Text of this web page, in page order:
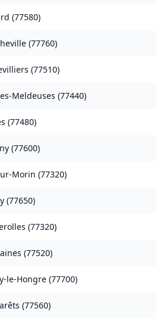
(77580)
(77760)
(77510)
Meldeuses (77440)
(77480)
(77600)
Morin (77320)
(77650)
(77320)
(77520)
le-Hongre (77700)
(77560)